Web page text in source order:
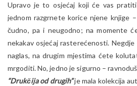
Upravo je to osjećaj koji će vas
jednom razgrnete korice njene knjige
čudno, pa i neugodno; na momente
nekakav osjećaj rasterećenosti.
naglas, na drugim mjestima ćete
mrgoditi. No, jedno je sigurno –
“Drukčija od drugih”je mala kolekcija